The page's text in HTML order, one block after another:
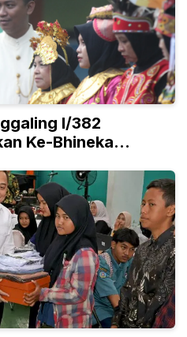
I/382
Ke-Bhineka